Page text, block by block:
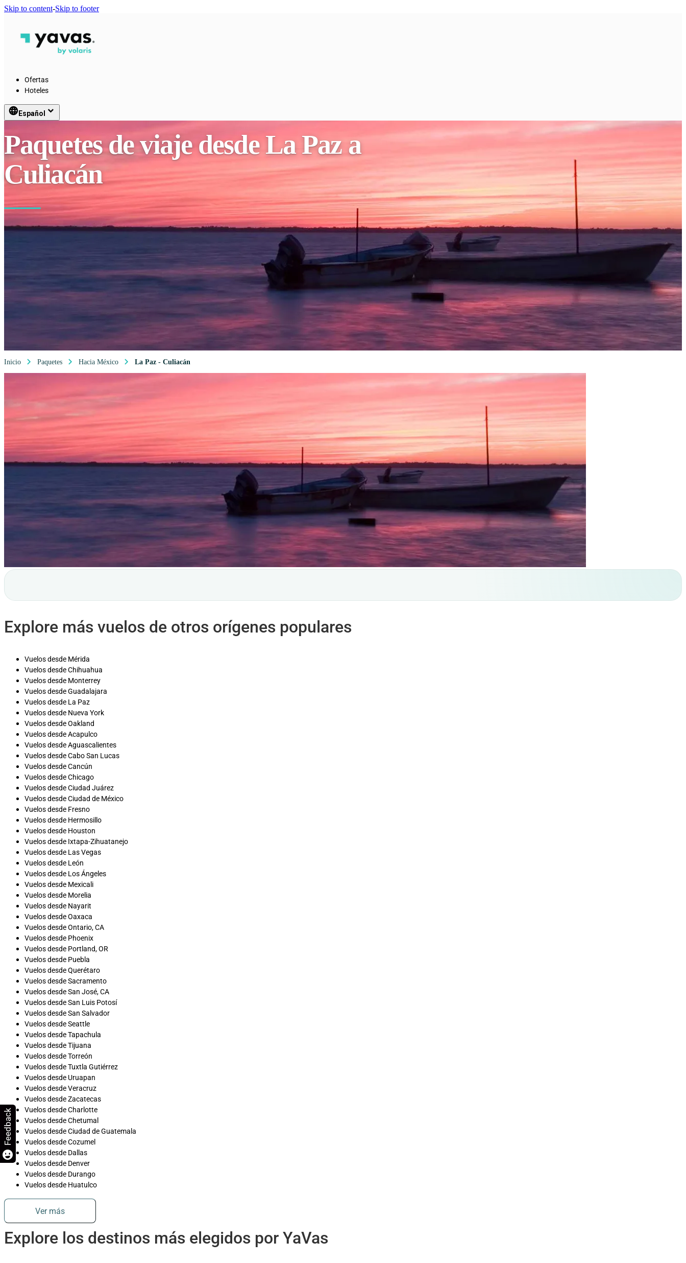
Skip to content-Skip to footer
Ofertas
Hoteles
languageEspañol keyboard_arrow_down
Paquetes de viaje desde La Paz a
Culiacán
Inicio Paquetes Hacia México La Paz - Culiacán
Explore más vuelos de otros orígenes populares
Vuelos desde Mérida
Vuelos desde Chihuahua
Vuelos desde Monterrey
Vuelos desde Guadalajara
Vuelos desde La Paz
Vuelos desde Nueva York
Vuelos desde Oakland
Vuelos desde Acapulco
Vuelos desde Aguascalientes
Vuelos desde Cabo San Lucas
Vuelos desde Cancún
Vuelos desde Chicago
Vuelos desde Ciudad Juárez
Vuelos desde Ciudad de México
Vuelos desde Fresno
Vuelos desde Hermosillo
Vuelos desde Houston
Vuelos desde Ixtapa-Zihuatanejo
Vuelos desde Las Vegas
Vuelos desde León
Vuelos desde Los Ángeles
Vuelos desde Mexicali
Vuelos desde Morelia
Vuelos desde Nayarit
Vuelos desde Oaxaca
Vuelos desde Ontario, CA
Vuelos desde Phoenix
Vuelos desde Portland, OR
Vuelos desde Puebla
Vuelos desde Querétaro
Vuelos desde Sacramento
Vuelos desde San José, CA
Vuelos desde San Luis Potosí
Vuelos desde San Salvador
Vuelos desde Seattle
Vuelos desde Tapachula
Vuelos desde Tijuana
Vuelos desde Torreón
Vuelos desde Tuxtla Gutiérrez
Vuelos desde Uruapan
Vuelos desde Veracruz
Vuelos desde Zacatecas
Vuelos desde Charlotte
Vuelos desde Chetumal
Vuelos desde Ciudad de Guatemala
Vuelos desde Cozumel
Vuelos desde Dallas
Vuelos desde Denver
Vuelos desde Durango
Vuelos desde Huatulco
Ver más
Explore los destinos más elegidos por YaVas
Feedback